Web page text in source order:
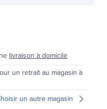
livraison à domicile
un retrait au magasin à
un autre magasin